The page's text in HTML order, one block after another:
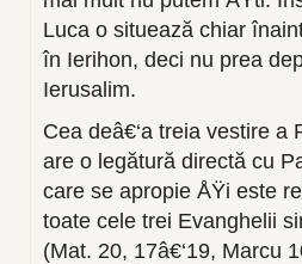
Luca o situează chiar
în Ierihon, deci nu prea
Ierusalim.
Cea deâ€‘a treia vestire a
are o legătură directă cu
care se apropie ÅŸi este
toate cele trei Evanghelii
(Mat. 20, 17â€‘19, Marcu